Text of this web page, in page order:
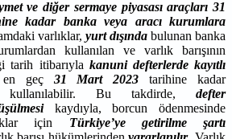
ve diğer sermaye piyasası araçları 31
kadar banka veya aracı kurumlara
varlıklar, yurt dışında bulunan banka
kullanılan ve varlık barışının
tarih itibarıyla kanuni defterlerde kayıtlı
en geç 31 Mart 2023tarihine kadar
Bu takdirde, defter
kaydıyla, borcun ödenmesinde
için Türkiye’ye getirilme şartı